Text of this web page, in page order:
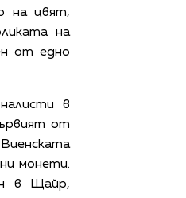
на цвят,
на
от едно
в
от
монети.
в Щайр,